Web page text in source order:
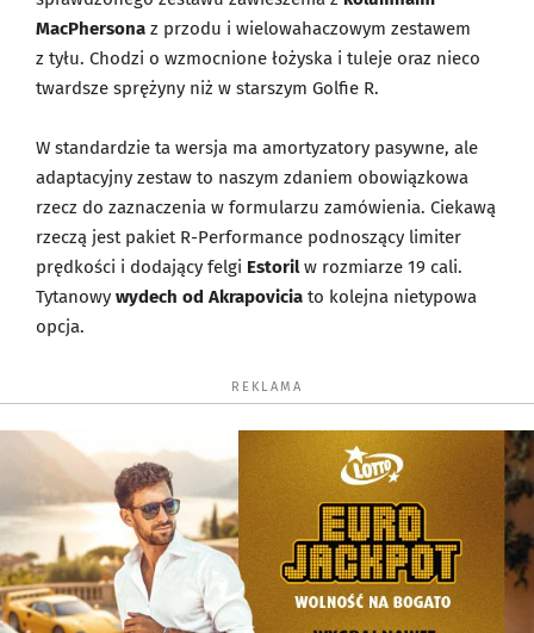
MacPhersona z przodu i wielowahaczowym zestawem
z tyłu. Chodzi o wzmocnione łożyska i tuleje oraz nieco
twardsze sprężyny niż w starszym Golfie R.
W standardzie ta wersja ma amortyzatory pasywne, ale
adaptacyjny zestaw to naszym zdaniem obowiązkowa
rzecz do zaznaczenia w formularzu zamówienia. Ciekawą
rzeczą jest pakiet R-Performance podnoszący limiter
prędkości i dodający felgi Estorilw rozmiarze 19 cali.
Tytanowy wydech od Akrapovicia to kolejna nietypowa
opcja.
REKLAMA